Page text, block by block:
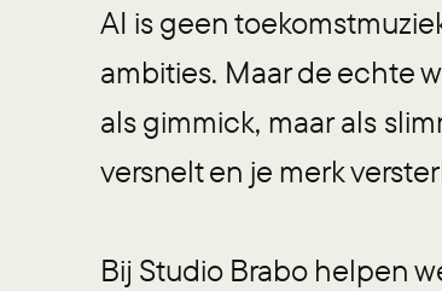
AI is geen
ambities. Maar de echte
als gimmick, maar als
versnelt en je merk
Bij Studio Brabo helpen